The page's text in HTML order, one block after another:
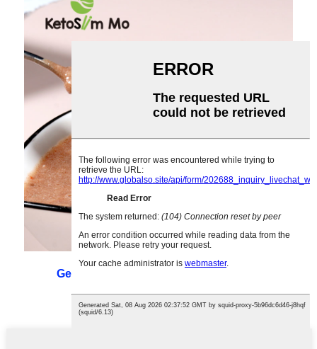
Gemischter Mahlzeitenersatz-Porridge